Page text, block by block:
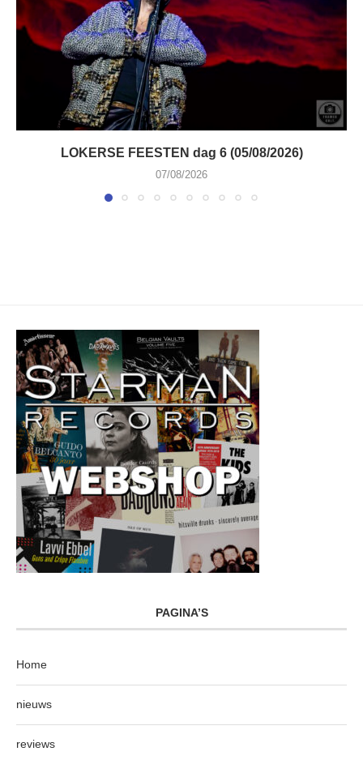
LOKERSE FEESTEN dag 6 (05/08/2026)
07/08/2026
PAGINA’S
Home
nieuws
reviews